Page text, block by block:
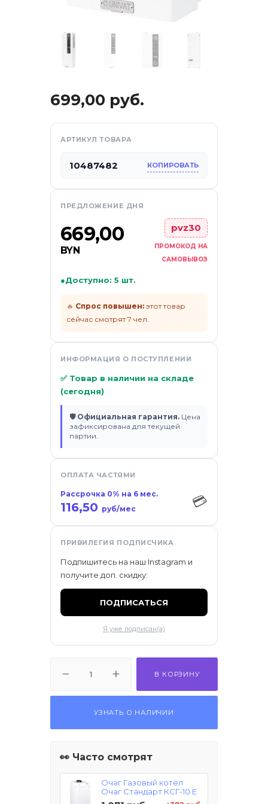
699,00 руб.
АРТИКУЛ ТОВАРА
10487482 КОПИРОВАТЬ
ПРЕДЛОЖЕНИЕ ДНЯ
669,00
BYN
pvz30
ПРОМОКОД НА
САМОВЫВОЗ
●Доступно: 5 шт.
🔥 Спрос повышен: этот товар
сейчас смотрят 7 чел.
ИНФОРМАЦИЯ О ПОСТУПЛЕНИИ
✅ Товар в наличии на складе
(сегодня)
🛡 Официальная гарантия. Цена
зафиксирована для текущей
партии.
ОПЛАТА ЧАСТЯМИ
Рассрочка 0% на 6 мес.
116,50 руб/мес 💳
ПРИВИЛЕГИЯ ПОДПИСЧИКА
Подпишитесь на наш Instagram и
получите доп. скидку:
ПОДПИСАТЬСЯ
Я уже подписан(а)
В КОРЗИНУ
УЗНАТЬ О НАЛИЧИИ
👀 Часто смотрят
Очаг Газовый котел
Очаг Стандарт КСГ-10 Е